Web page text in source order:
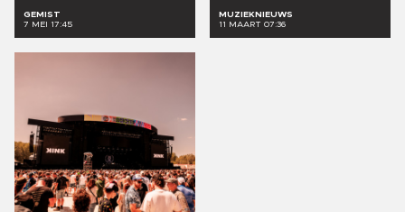
GEMIST
7 MEI 17:45
MUZIEKNIEUWS
11 MAART 07:36